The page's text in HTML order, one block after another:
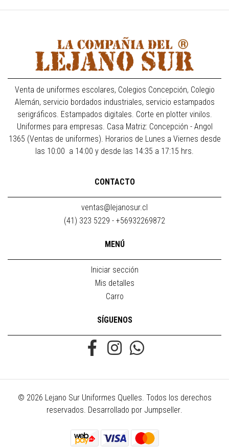
Venta de uniformes escolares, Colegios Concepción, Colegio
Alemán, servicio bordados industriales, servicio estampados
serigráficos. Estampados digitales. Corte en plotter vinilos.
Uniformes para empresas. Casa Matriz: Concepción - Angol
1365 (Ventas de uniformes). Horarios de Lunes a Viernes desde
las 10:00 a 14:00 y desde las 14:35 a 17:15 hrs.
CONTACTO
ventas@lejanosur.cl
(41) 323 5229 - +56932269872
MENÚ
Iniciar sección
Mis detalles
Carro
SÍGUENOS
© 2026 Lejano Sur Uniformes Quelles. Todos los derechos
reservados. Desarrollado por Jumpseller.